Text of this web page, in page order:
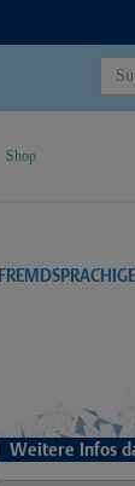
Shop
Weitere Infos